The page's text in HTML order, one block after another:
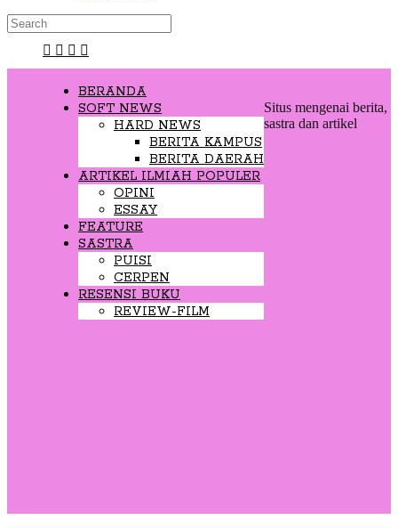
BERANDA
SOFT NEWS
HARD NEWS
BERITA KAMPUS
BERITA DAERAH
ARTIKEL ILMIAH POPULER
OPINI
ESSAY
FEATURE
SASTRA
PUISI
CERPEN
RESENSI BUKU
REVIEW-FILM
Situs mengenai berita,
sastra dan artikel